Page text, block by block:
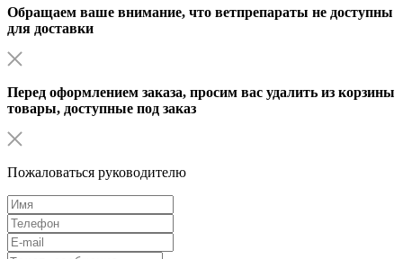
Обращаем ваше внимание, что ветпрепараты не доступны
для доставки
Перед оформлением заказа, просим вас удалить из корзины
товары, доступные под заказ
Пожаловаться руководителю